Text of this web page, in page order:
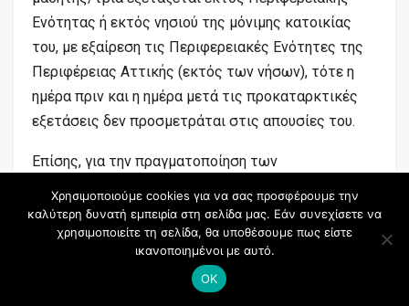
Ενότητας ή εκτός νησιού της μόνιμης κατοικίας
του, με εξαίρεση τις Περιφερειακές Ενότητες της
Περιφέρειας Αττικής (εκτός των νήσων), τότε η
ημέρα πριν και η ημέρα μετά τις προκαταρκτικές
εξετάσεις δεν προσμετράται στις απουσίες του.
Επίσης, για την πραγματοποίηση των
τους υποψηφίους κατά την υγειονομική τους
εξέταση ενώπιον της επιτροπής, καταχωρίζονται
αλλά δεν προσμετρώνται απουσίες μέχρι τρεις (3)
ημέρες υπό την προϋπόθεση προσκόμισης των
Χρησιμοποιούμε cookies για να σας προσφέρουμε την
καλύτερη δυνατή εμπειρία στη σελίδα μας. Εάν συνεχίσετε να
χρησιμοποιείτε τη σελίδα, θα υποθέσουμε πως είστε
ικανοποιημένοι με αυτό.
OK